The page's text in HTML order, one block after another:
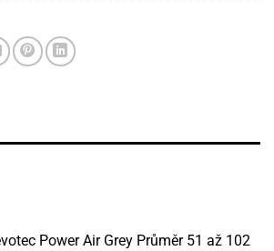
Power Air Grey Průměr 51 až 102